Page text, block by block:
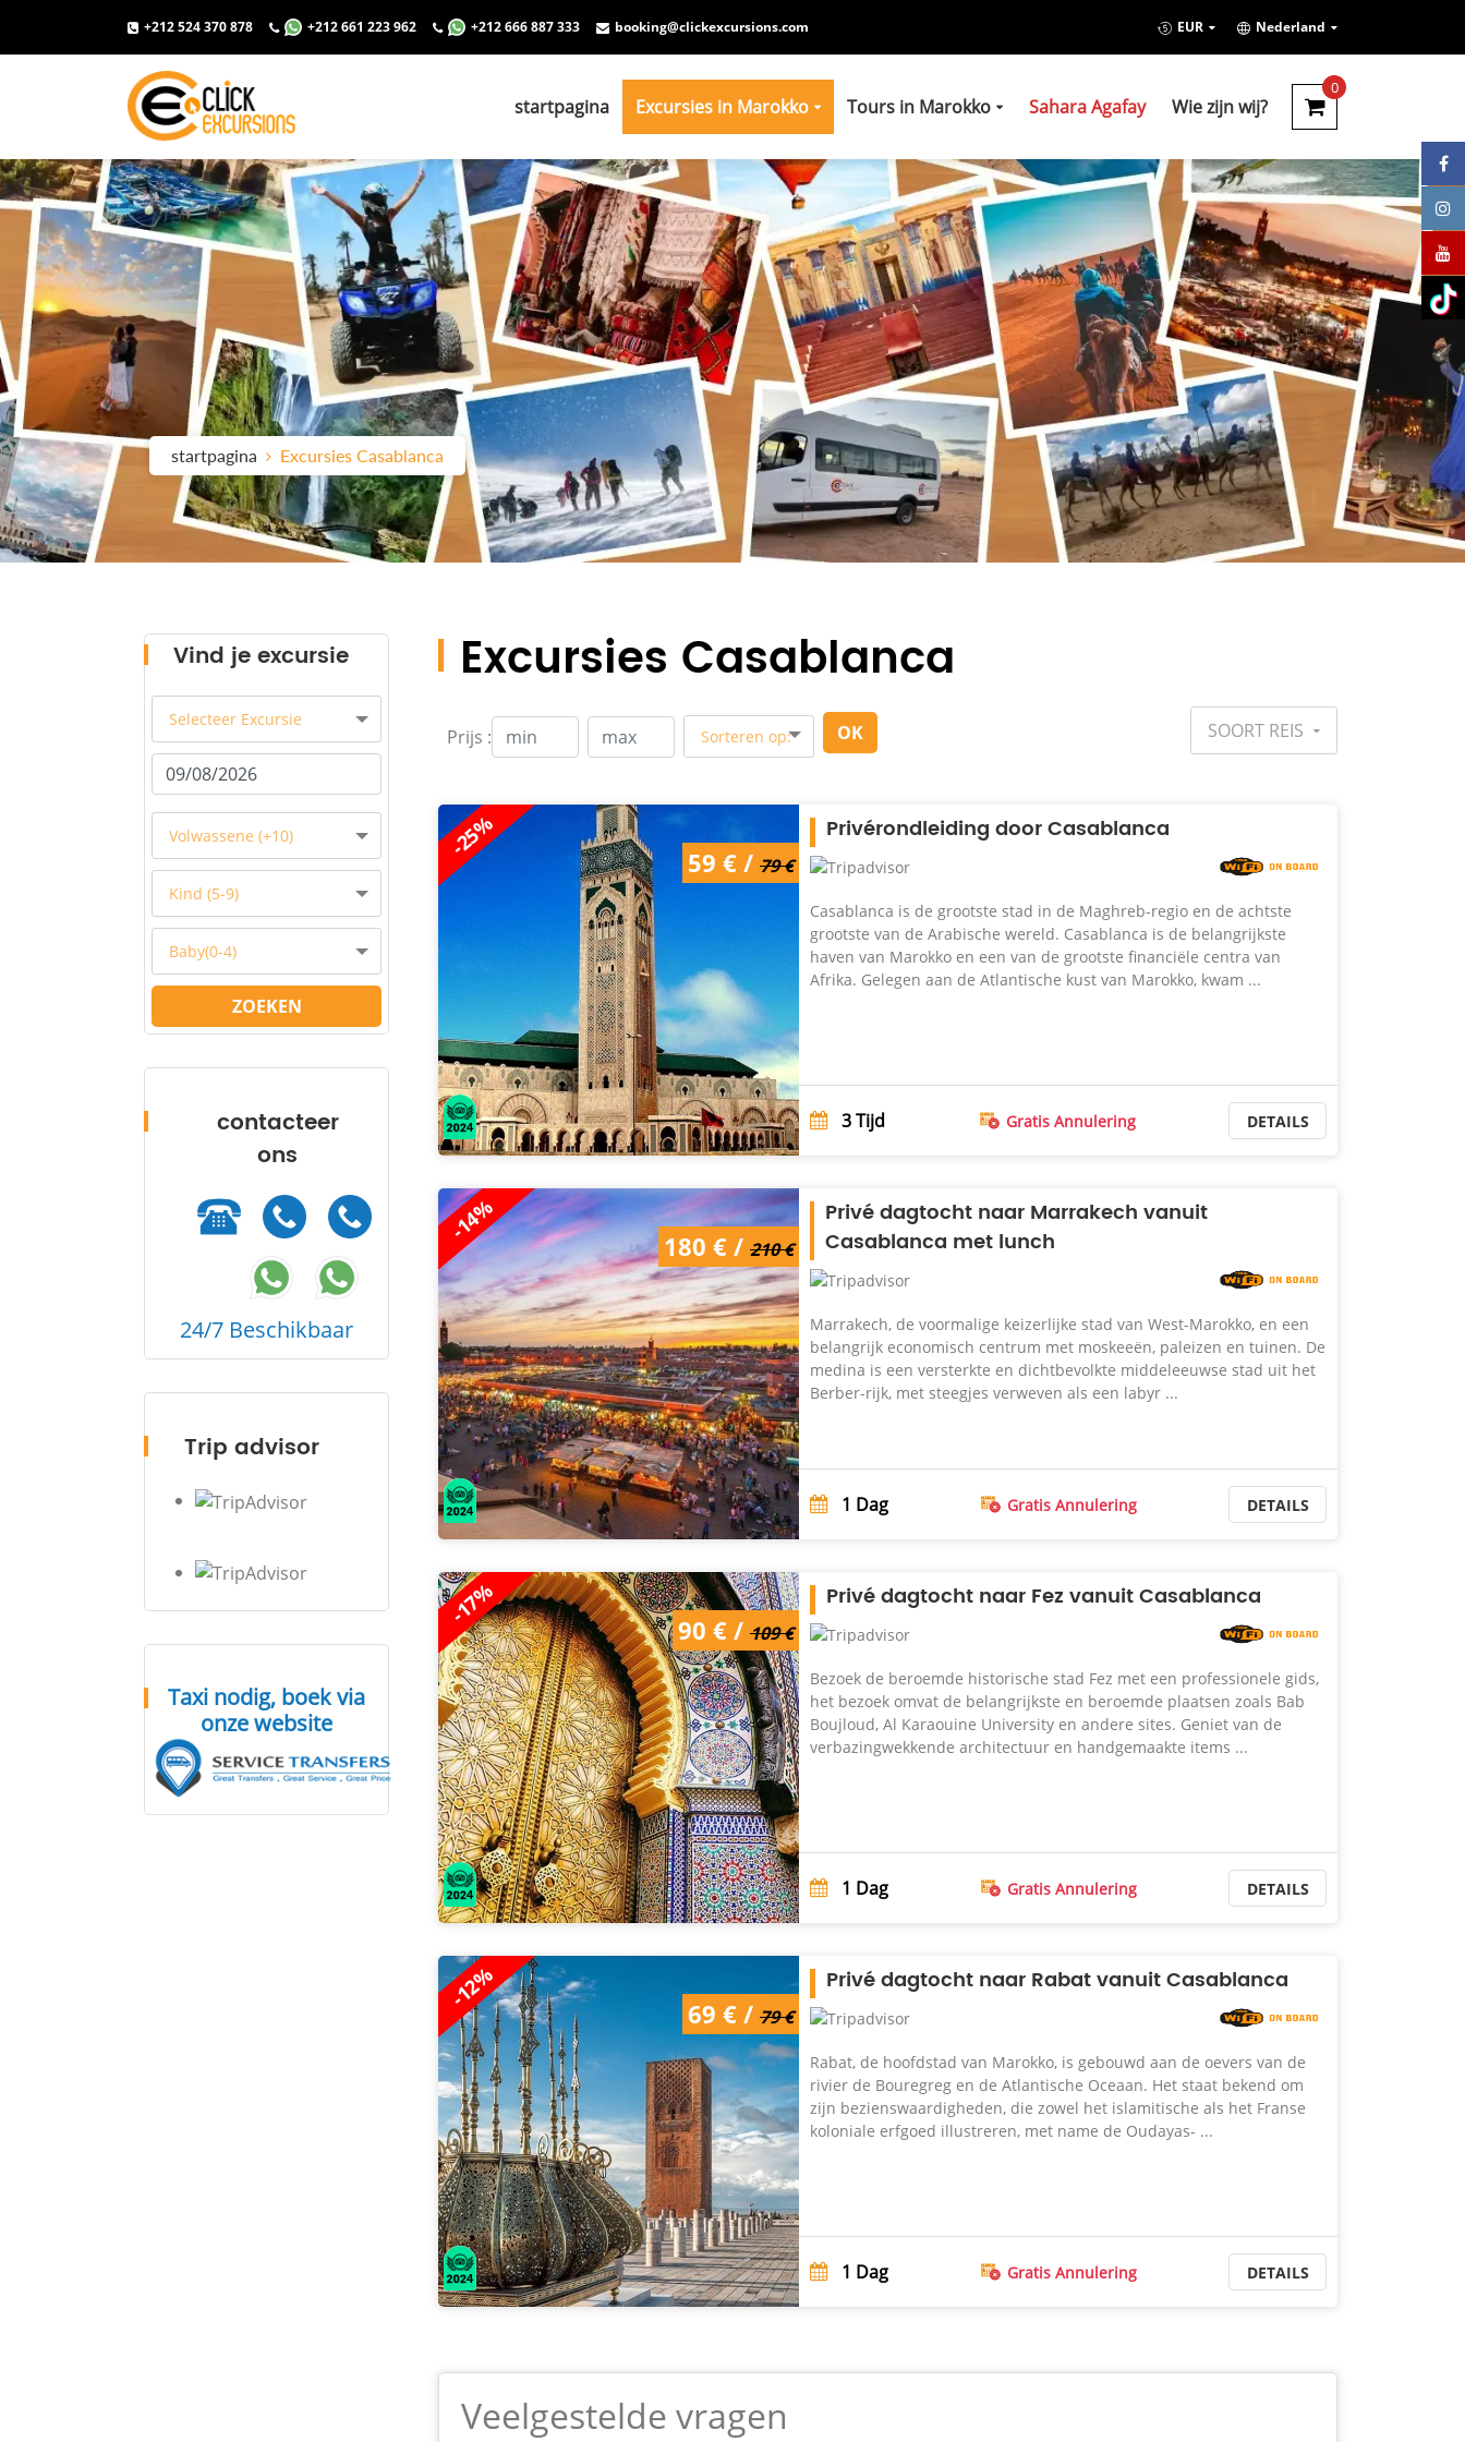
+212 524 370 878 +212 661 223 962 +212 666 887 333 booking@clickexcursions.com EUR Nederland
startpagina Excursies in Marokko Tours in Marokko Sahara Agafay Wie zijn wij?
0
startpagina Excursies Casablanca
Excursies Casablanca
Prijs : Sorteren op: OK SOORT REIS
-25%
59 € / 79 €
Privérondleiding door Casablanca
Casablanca is de grootste stad in de Maghreb-regio en de achtste
grootste van de Arabische wereld. Casablanca is de belangrijkste
haven van Marokko en een van de grootste financiële centra van
Afrika. Gelegen aan de Atlantische kust van Marokko, kwam ...
3Tijd Gratis Annulering DETAILS
-14%
180 € / 210 €
Privé dagtocht naar Marrakech vanuit
Casablanca met lunch
Marrakech, de voormalige keizerlijke stad van West-Marokko, en een
belangrijk economisch centrum met moskeeën, paleizen en tuinen. De
medina is een versterkte en dichtbevolkte middeleeuwse stad uit het
Berber-rijk, met steegjes verweven als een labyr ...
1 Dag Gratis Annulering DETAILS
-17%
90 € / 109 €
Privé dagtocht naar Fez vanuit Casablanca
Bezoek de beroemde historische stad Fez met een professionele gids,
het bezoek omvat de belangrijkste en beroemde plaatsen zoals Bab
Boujloud, Al Karaouine University en andere sites. Geniet van de
verbazingwekkende architectuur en handgemaakte items ...
1 Dag Gratis Annulering DETAILS
-12%
69 € / 79 €
Privé dagtocht naar Rabat vanuit Casablanca
Rabat, de hoofdstad van Marokko, is gebouwd aan de oevers van de
rivier de Bouregreg en de Atlantische Oceaan. Het staat bekend om
zijn bezienswaardigheden, die zowel het islamitische als het Franse
koloniale erfgoed illustreren, met name de Oudayas- ...
1 Dag Gratis Annulering DETAILS
Veelgestelde vragen
Vind je excursie
Selecteer Excursie
Volwassene (+10)
Kind (5-9)
Baby(0-4)
ZOEKEN
contacteer
ons
24/7 Beschikbaar
Trip advisor
Taxi nodig, boek via
onze website